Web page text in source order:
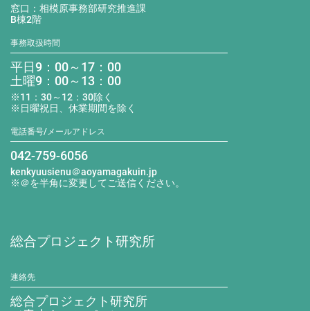
窓口：相模原事務部研究推進課
B棟2階
事務取扱時間
平日9：00～17：00
土曜9：00～13：00
※11：30～12：30除く
※日曜祝日、休業期間を除く
電話番号/メールアドレス
042-759-6056
kenkyuusienu＠aoyamagakuin.jp
※＠を半角に変更してご送信ください。
総合プロジェクト研究所
連絡先
総合プロジェクト研究所